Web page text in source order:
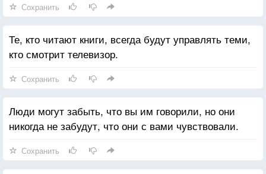
Сохранить
Те, кто читают книги, всегда будут управлять теми,
кто смотрит телевизор.
Сохранить
Люди могут забыть, что вы им говорили, но они
никогда не забудут, что они с вами чувствовали.
Сохранить